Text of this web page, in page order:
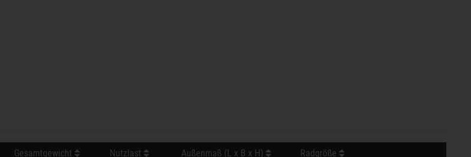
Gesamtgewicht Nutzlast Außenmaß (L x B x H) Radgröße